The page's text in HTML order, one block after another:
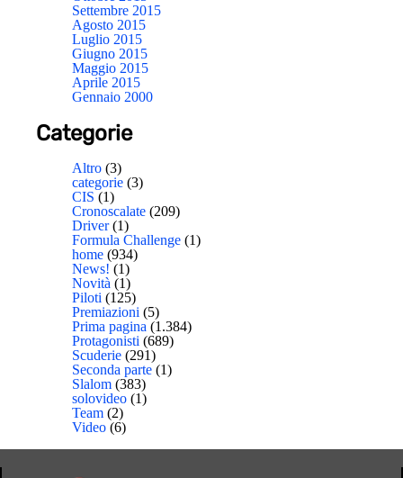
Settembre 2015
Agosto 2015
Luglio 2015
Giugno 2015
Maggio 2015
Aprile 2015
Gennaio 2000
Categorie
Altro (3)
categorie (3)
CIS (1)
Cronoscalate (209)
Driver(1)
Formula Challenge (1)
home (934)
News! (1)
Novità (1)
Piloti (125)
Premiazioni (5)
Prima pagina (1.384)
Protagonisti (689)
Scuderie (291)
Seconda parte (1)
Slalom (383)
solovideo (1)
Team (2)
Video (6)